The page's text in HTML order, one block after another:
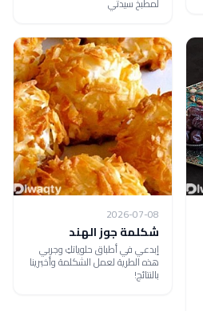
لمطبخ سيدتي
2026-07-08
شكلمة جوز الهند
إبدعي في أطباق حلوياتكِ وجربي
هذه الطرية لعمل الشكلمة وأخبرينا
بالنتائج!